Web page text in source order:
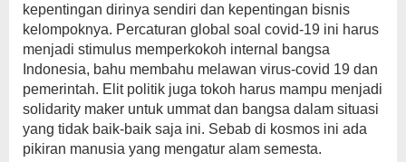
kepentingan dirinya sendiri dan kepentingan bisnis
kelompoknya. Percaturan global soal covid-19 ini harus
menjadi stimulus memperkokoh internal bangsa
Indonesia, bahu membahu melawan virus-covid 19 dan
pemerintah. Elit politik juga tokoh harus mampu menjadi
solidarity maker untuk ummat dan bangsa dalam situasi
yang tidak baik-baik saja ini. Sebab di kosmos ini ada
pikiran manusia yang mengatur alam semesta.